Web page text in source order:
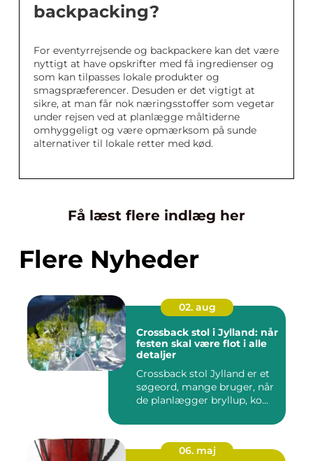
backpacking?
For eventyrrejsende og backpackere kan det være
nyttigt at have opskrifter med få ingredienser og
som kan tilpasses lokale produkter og
smagspræferencer. Desuden er det vigtigt at
sikre, at man får nok næringsstoffer som vegetar
under rejsen ved at planlægge måltiderne
omhyggeligt og være opmærksom på sunde
alternativer til lokale retter med kød.
Få læst flere indlæg her
Flere Nyheder
02. aug
Crossback stol i Jylland: når
festen skal være flot i alle
detaljer
Crossback stol Jylland er et
søgeord, mange bruger, når
de planlægger bryllup, ko...
06. maj